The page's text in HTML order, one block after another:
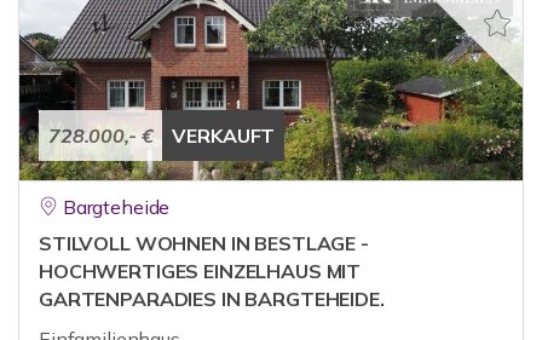
728.000,- € VERKAUFT
Bargteheide
STILVOLL WOHNEN IN BESTLAGE -
HOCHWERTIGES EINZELHAUS MIT
GARTENPARADIES IN BARGTEHEIDE.